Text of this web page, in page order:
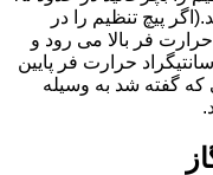
پیچ تنظیم را در
گراد حرارت فر بالا می رود و
چرخانیده شود ۱۵ درجه سانتیگراد حرارت فر پایین
که گفته شد به وسیله